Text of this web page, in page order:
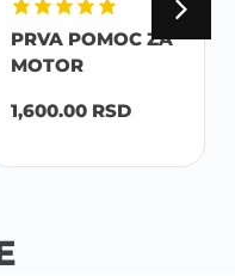
PRVA POMOC ZA
MOTOR
1,600.00RSD